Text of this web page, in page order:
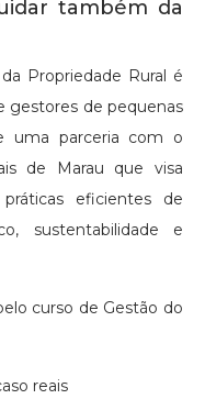
também da
Propriedade Rural é
gestores de pequenas
uma parceria com o
de Marau que visa
eficientes de
sustentabilidade e
curso de Gestão do
reais